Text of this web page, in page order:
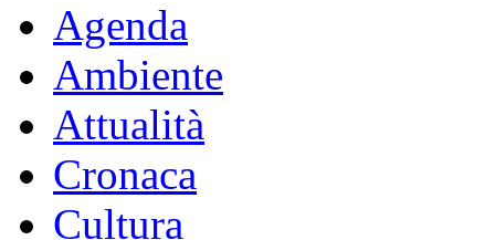
Agenda
Ambiente
Attualità
Cronaca
Cultura